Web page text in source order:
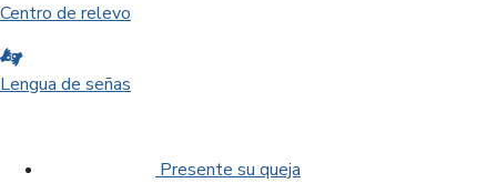
Centro de relevo
Lengua de señas
Presente su queja